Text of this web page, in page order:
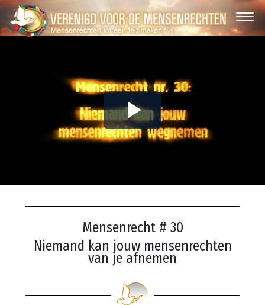
Play
Mensenrecht # 30
Niemand kan jouw mensenrechten
van je afnemen